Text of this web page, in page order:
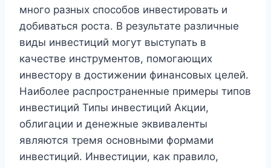
много разных способов инвестировать и
добиваться роста. В результате различные
виды инвестиций могут выступать в
качестве инструментов, помогающих
инвестору в достижении финансовых целей.
Наиболее распространенные примеры типов
инвестиций Типы инвестиций Акции,
облигации и денежные эквиваленты
являются тремя основными формами
инвестиций. Инвестиции, как правило,